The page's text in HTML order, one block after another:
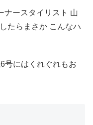
ナースタイリスト 山
たらまさか こんなハ
号にはくれぐれもお